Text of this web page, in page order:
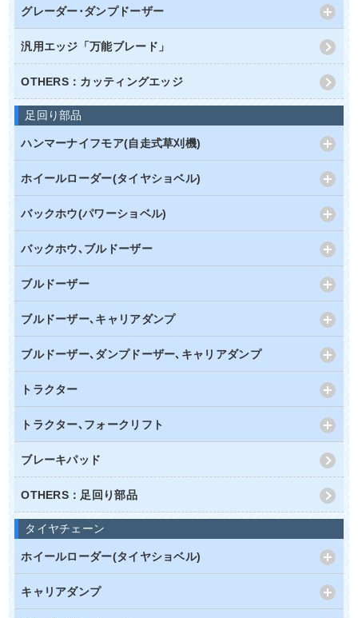
グレーダー･ダンプドーザー
汎用エッジ「万能ブレード」
OTHERS：カッティングエッジ
足回り部品
ハンマーナイフモア(自走式草刈機)
ホイールローダー(タイヤショベル)
バックホウ(パワーショベル)
バックホウ､ブルドーザー
ブルドーザー
ブルドーザー､キャリアダンプ
ブルドーザー､ダンプドーザー､キャリアダンプ
トラクター
トラクター､フォークリフト
ブレーキパッド
OTHERS：足回り部品
タイヤチェーン
ホイールローダー(タイヤショベル)
キャリアダンプ